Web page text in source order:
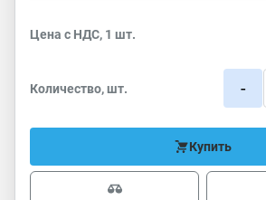
Цена с НДС, 1 шт.
Количество, шт. -
Купить